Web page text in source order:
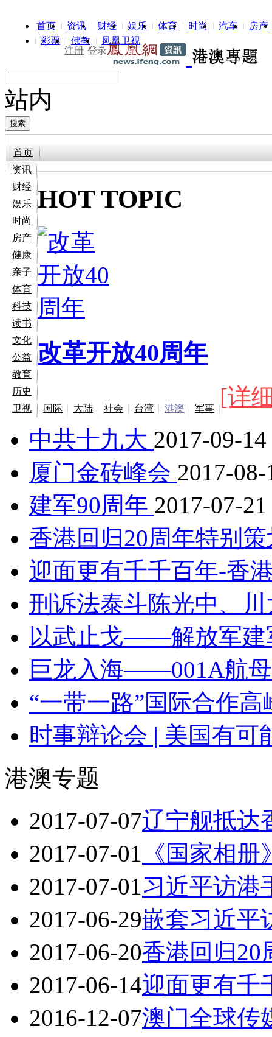
首页 资讯 财经 娱乐 体育 时尚 汽车
房产
彩票
佛教
凤凰卫视
注册 登录
站内
首页
资讯
财经
娱乐
时尚
房产
健康
亲子
体育
科技
读书
文化
公益
教育
历史
卫视
国际 大陆 社会 台湾 港澳 军事
HOT TOPIC
改革开放40周年
[详
中共十九大 2017-09-14
厦门金砖峰会 2017-08-
建军90周年 2017-07-21
香港回归20周年特别
迎面更有千千百年-香
刑诉法泰斗陈光中、
以武止戈——解放军建
巨龙入海——001A航
“一带一路”国际合作
时事辩论会 | 美国有可
港澳专题
2017-07-07辽宁舰抵达
2017-07-01 《国家相
2017-07-01习近平访港
2017-06-29嵌套习近平
2017-06-20香港回归20
2017-06-14迎面更有千
2016-12-07澳门全球传